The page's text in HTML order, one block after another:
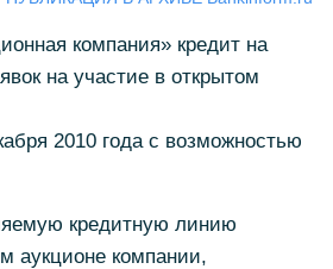
компания» кредит на
на участие в открытом
2010 года с возможностью
кредитную линию
аукционе компании,